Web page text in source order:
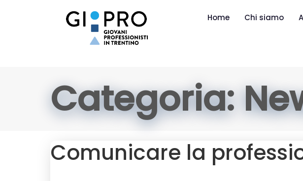
Home Chi siamo
Categoria:
Comunicare la